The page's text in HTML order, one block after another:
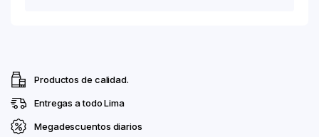
Productos de calidad.
Entregas a todo Lima
Megadescuentos diarios